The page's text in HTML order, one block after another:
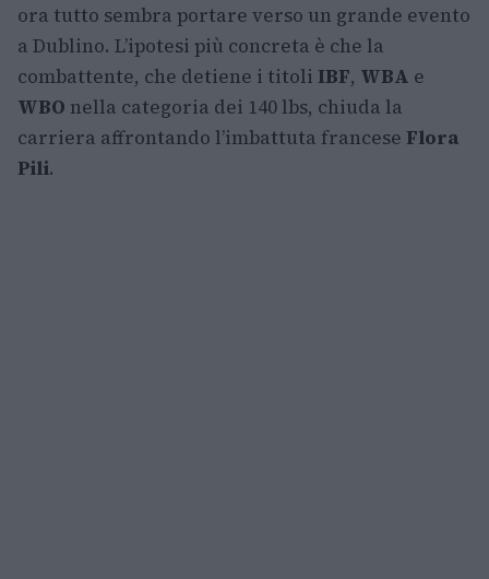
ora tutto sembra portare verso un grande evento
a Dublino. L’ipotesi più concreta è che la
combattente, che detiene i titoli IBF, WBA e
WBO nella categoria dei 140 lbs, chiuda la
carriera affrontando l’imbattuta francese Flora
Pili.